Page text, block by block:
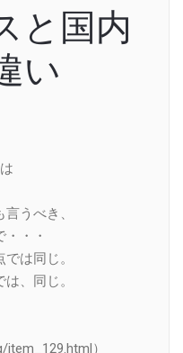
と国内
い
うべき、
・・
は同じ。
、同じ。
）